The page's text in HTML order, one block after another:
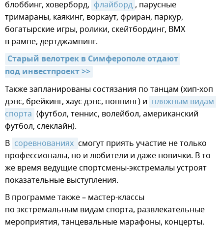
блоббинг, ховерборд, флайборд , парусные
тримараны, каякинг, воркаут, фриран, паркур,
богатырские игры, ролики, скейтбординг, BМХ
в рампе, дертджампинг.
Старый велотрек в Симферополе отдают
под инвестпроект >>
Также запланированы состязания по танцам (хип-хоп
дэнс, брейкинг, хаус дэнс, поппинг) и пляжным видам
спорта (футбол, теннис, волейбол, американский
футбол, слеклайн).
В соревнованиях смогут приять участие не только
профессионалы, но и любители и даже новички. В то
же время ведущие спортсмены-экстремалы устроят
показательные выступления.
В программе также – мастер-классы
по экстремальным видам спорта, развлекательные
мероприятия, танцевальные марафоны, концерты.